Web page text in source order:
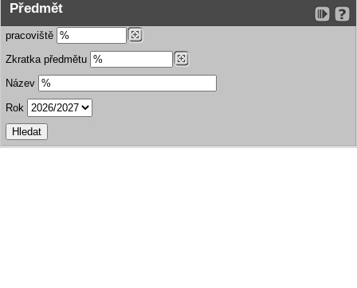
Předmět
pracoviště
Zkratka předmětu
Název
Rok